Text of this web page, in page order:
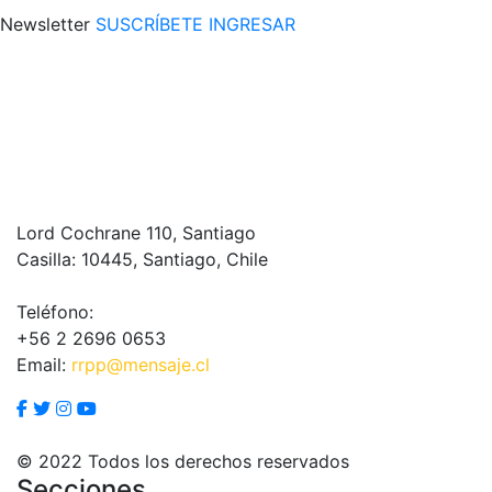
Newsletter SUSCRÍBETE INGRESAR
Lord Cochrane 110, Santiago
Casilla: 10445, Santiago, Chile
Teléfono:
+56 2 2696 0653
Email: rrpp@mensaje.cl
© 2022 Todos los derechos reservados